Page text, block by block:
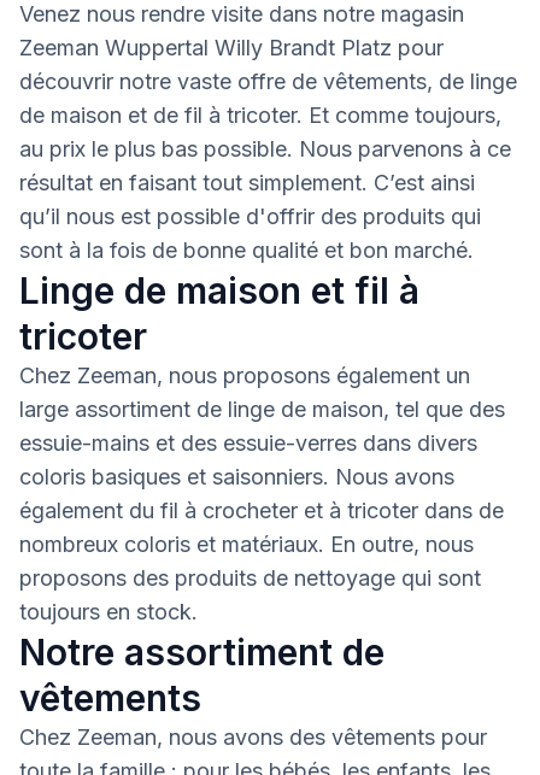
Venez nous rendre visite dans notre magasin
Zeeman Wuppertal Willy Brandt Platz pour
découvrir notre vaste offre de vêtements, de linge
de maison et de fil à tricoter. Et comme toujours,
au prix le plus bas possible. Nous parvenons à ce
résultat en faisant tout simplement. C’est ainsi
qu’il nous est possible d'offrir des produits qui
sont à la fois de bonne qualité et bon marché.
Linge de maison et fil à
tricoter
Chez Zeeman, nous proposons également un
large assortiment de linge de maison, tel que des
essuie-mains et des essuie-verres dans divers
coloris basiques et saisonniers. Nous avons
également du fil à crocheter et à tricoter dans de
nombreux coloris et matériaux. En outre, nous
proposons des produits de nettoyage qui sont
toujours en stock.
Notre assortiment de
vêtements
Chez Zeeman, nous avons des vêtements pour